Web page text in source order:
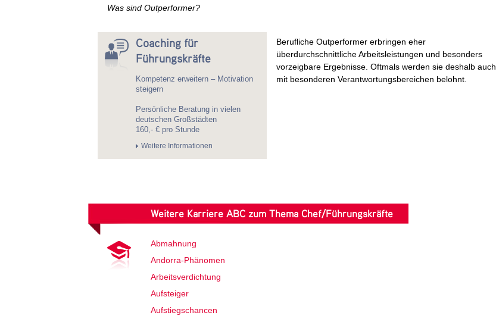
Was sind Outperformer?
Coaching für
Führungskräfte
Kompetenz erweitern – Motivation
steigern
Persönliche Beratung in vielen
deutschen Großstädten
160,- € pro Stunde
Weitere Informationen
Berufliche Outperformer erbringen eher
überdurchschnittliche Arbeitsleistungen und besonders
vorzeigbare Ergebnisse. Oftmals werden sie deshalb auch
mit besonderen Verantwortungsbereichen belohnt.
Weitere Karriere ABC zum Thema Chef/Führungskräfte
Abmahnung
Andorra-Phänomen
Arbeitsverdichtung
Aufsteiger
Aufstiegschancen